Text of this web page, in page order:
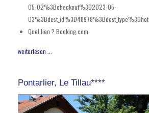
05-02%3Bcheckout%3D2023-05-
Quel lien ? Booking.com
weiterlesen ...
Pontarlier, Le Tillau****